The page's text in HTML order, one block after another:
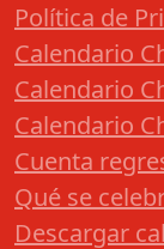
Política de
Calendario
Calendario
Calendario
Cuenta
Qué se
Descargar